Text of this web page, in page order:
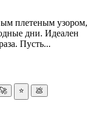
плетеным узором,
дни. Идеален
Пусть...
🚀 ⭐ 💩